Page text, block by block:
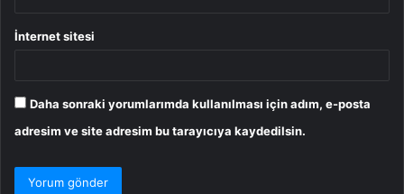
İnternet sitesi
Daha sonraki yorumlarımda kullanılması için adım, e-posta
adresim ve site adresim bu tarayıcıya kaydedilsin.